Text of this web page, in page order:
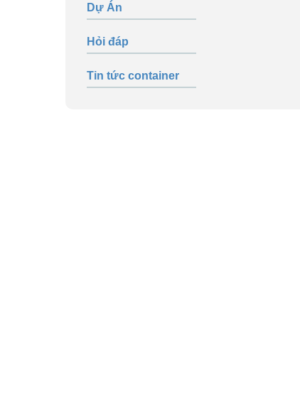
Dự Án
Hỏi đáp
Tin tức container